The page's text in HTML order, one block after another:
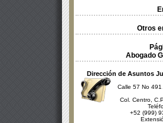
Otros
Abogado
Dirección de Asuntos
Calle 57 No 491
Col. Centro,
+52 (999)